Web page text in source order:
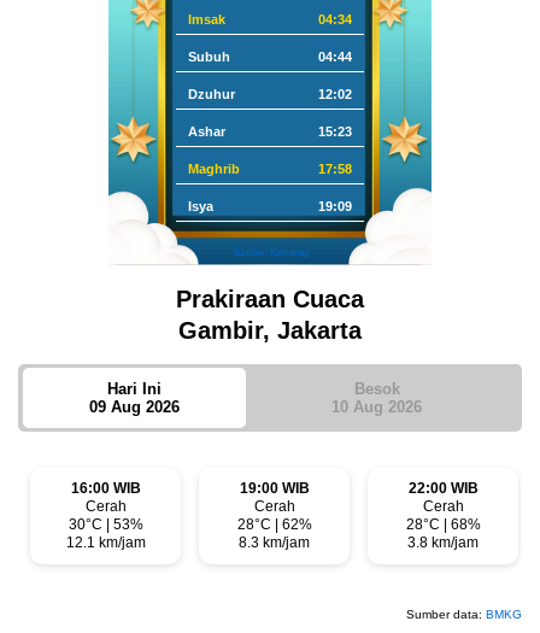
Imsak 04:34
Subuh 04:44
Dzuhur 12:02
Ashar 15:23
Maghrib 17:58
Isya 19:09
Sumber: Kemenag
Prakiraan Cuaca
Gambir, Jakarta
Hari Ini
09 Aug 2026
Besok
10 Aug 2026
16:00 WIB
Cerah
30°C | 53%
12.1 km/jam
19:00 WIB
Cerah
28°C | 62%
8.3 km/jam
22:00 WIB
Cerah
28°C | 68%
3.8 km/jam
Sumber data: BMKG